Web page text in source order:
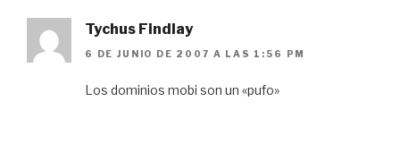
Tychus Findlay
6 DE JUNIO DE 2007 A LAS 1:56 PM
Los dominios mobi son un «pufo»